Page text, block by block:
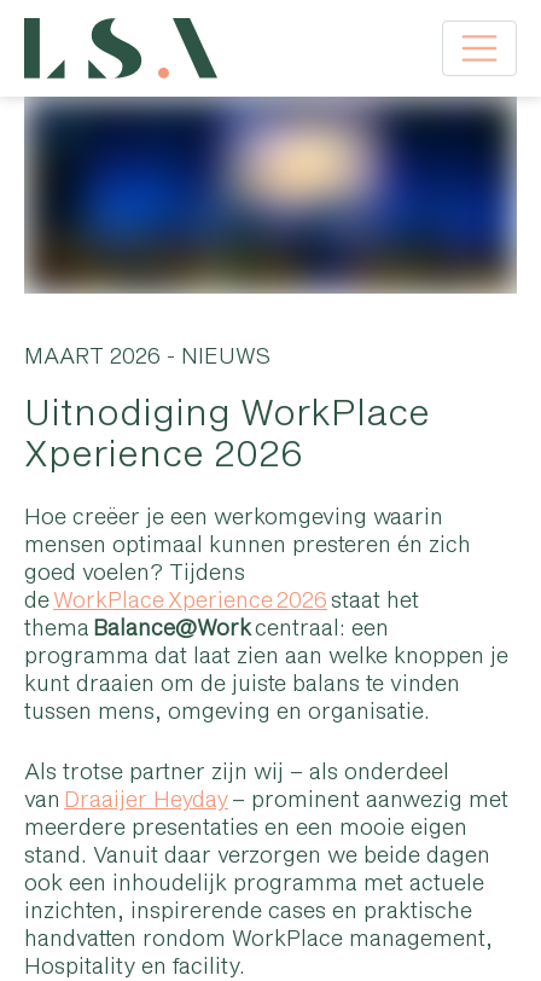
MAART 2026 - NIEUWS
Uitnodiging WorkPlace
Xperience 2026
Hoe creëer je een werkomgeving waarin
mensen optimaal kunnen presteren én zich
goed voelen? Tijdens
deWorkPlace Xperience 2026staat het
thema Balance@Workcentraal: een
programma dat laat zien aan welke knoppen je
kunt draaien om de juiste balans te vinden
tussen mens, omgeving en organisatie.
Als trotse partner zijn wij – als onderdeel
van Draaijer Heyday– prominent aanwezig met
meerdere presentaties en een mooie eigen
stand. Vanuit daar verzorgen we beide dagen
ook een inhoudelijk programma met actuele
inzichten, inspirerende cases en praktische
handvatten rondom WorkPlace management,
Hospitality en facility.